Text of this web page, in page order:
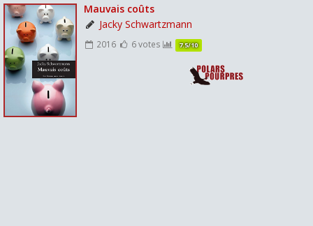
Mauvais coûts
Jacky Schwartzmann
2016 6 votes 7.5/10